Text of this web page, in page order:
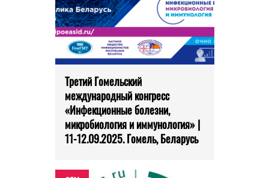
Третий Гомельский
международный конгресс
«Инфекционные болезни,
микробиология и иммунология» |
11-12.09.2025. Гомель, Беларусь